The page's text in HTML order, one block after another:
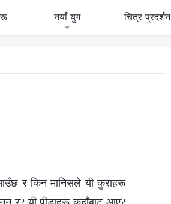
नयाँ युग चित्र प्रदर्शन
र किन मानिसले यी कुराहरू